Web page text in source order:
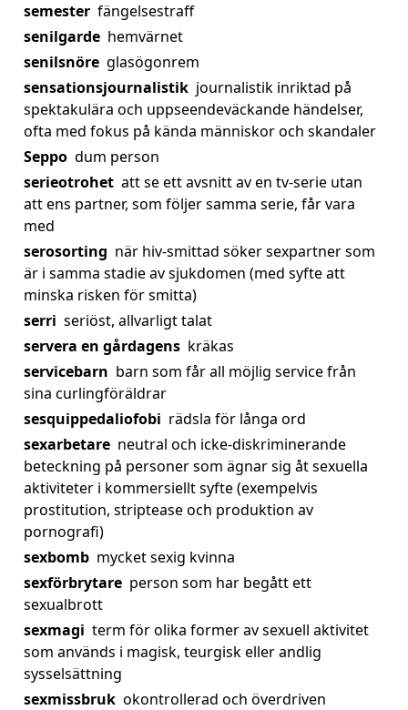
semester fängelsestraff
senilgarde hemvärnet
senilsnöre glasögonrem
sensationsjournalistik journalistik inriktad på
spektakulära och uppseendeväckande händelser,
ofta med fokus på kända människor och skandaler
Seppo dum person
serieotrohet att se ett avsnitt av en tv-serie utan
att ens partner, som följer samma serie, får vara
med
serosorting när hiv-smittad söker sexpartner som
är i samma stadie av sjukdomen (med syfte att
minska risken för smitta)
serri seriöst, allvarligt talat
servera en gårdagens kräkas
servicebarn barn som får all möjlig service från
sina curlingföräldrar
sesquippedaliofobi rädsla för långa ord
sexarbetare neutral och icke-diskriminerande
beteckning på personer som ägnar sig åt sexuella
aktiviteter i kommersiellt syfte (exempelvis
prostitution, striptease och produktion av
pornografi)
sexbomb mycket sexig kvinna
sexförbrytare person som har begått ett
sexualbrott
sexmagi term för olika former av sexuell aktivitet
som används i magisk, teurgisk eller andlig
sysselsättning
sexmissbruk okontrollerad och överdriven